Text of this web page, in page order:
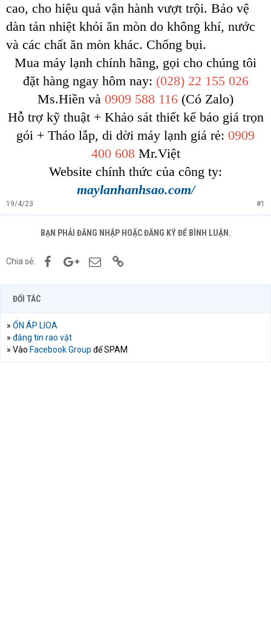
cao, cho hiệu quả vận hành vượt trội. Bảo vệ
dàn tản nhiệt khỏi ăn mòn do không khí, nước
và các chất ăn mòn khác. Chống bụi.
Mua máy lạnh chính hãng, gọi cho chúng tôi
đặt hàng ngay hôm nay: (028) 22 155 026
Ms.Hiền và 0909 588 116 (Có Zalo)
Hỗ trợ kỹ thuật + Khảo sát thiết kế báo giá trọn
gói + Tháo lắp, di dời máy lạnh giá rẻ: 0909
400 608 Mr.Việt
Website chính thức của công ty:
maylanhanhsao.com/
19/4/23 #1
BẠN PHẢI ĐĂNG NHẬP HOẶC ĐĂNG KÝ ĐỂ BÌNH LUẬN.
Chia sẻ: FacebookGoogle+Email
ĐỐI TÁC
» ỔN ÁP LIOA
» đăng tin rao vặt
» Vào Facebook Group để SPAM